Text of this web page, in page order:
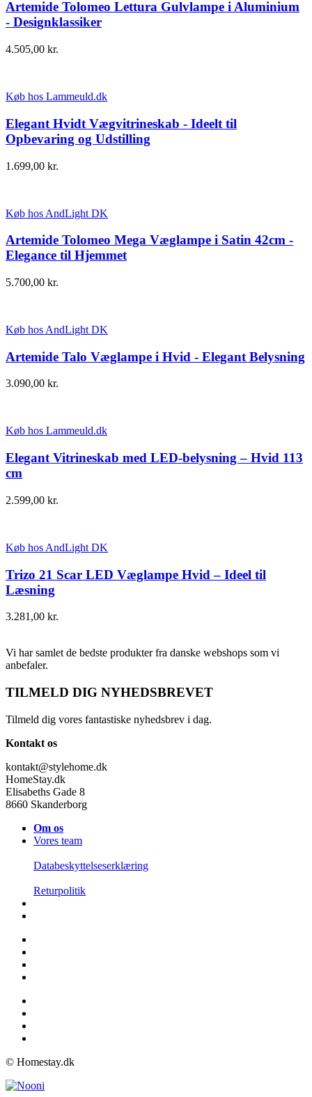
Artemide Tolomeo Lettura Gulvlampe i Aluminium
- Designklassiker
4.505,00 kr.
Køb hos Lammeuld.dk
Elegant Hvidt Vægvitrineskab - Ideelt til
Opbevaring og Udstilling
1.699,00 kr.
Køb hos AndLight DK
Artemide Tolomeo Mega Væglampe i Satin 42cm -
Elegance til Hjemmet
5.700,00 kr.
Køb hos AndLight DK
Artemide Talo Væglampe i Hvid - Elegant Belysning
3.090,00 kr.
Køb hos Lammeuld.dk
Elegant Vitrineskab med LED-belysning – Hvid 113
cm
2.599,00 kr.
Køb hos AndLight DK
Trizo 21 Scar LED Væglampe Hvid – Ideel til
Læsning
3.281,00 kr.
Vi har samlet de bedste produkter fra danske webshops som vi
anbefaler.
TILMELD DIG NYHEDSBREVET
Tilmeld dig vores fantastiske nyhedsbrev i dag.
Kontakt os
kontakt@stylehome.dk
HomeStay.dk
Elisabeths Gade 8
8660 Skanderborg
Om os
Vores team
Databeskyttelseserklæring
Returpolitik
© Homestay.dk